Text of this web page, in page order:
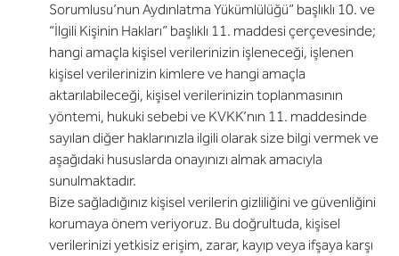
Sorumlusu’nun Aydınlatma Yükümlülüğü” başlıklı 10. ve
“İlgili Kişinin Hakları” başlıklı 11. maddesi çerçevesinde;
hangi amaçla kişisel verilerinizin işleneceği, işlenen
kişisel verilerinizin kimlere ve hangi amaçla
aktarılabileceği, kişisel verilerinizin toplanmasının
yöntemi, hukuki sebebi ve KVKK’nın 11. maddesinde
sayılan diğer haklarınızla ilgili olarak size bilgi vermek ve
aşağıdaki hususlarda onayınızı almak amacıyla
sunulmaktadır.
Bize sağladığınız kişisel verilerin gizliliğini ve güvenliğini
korumaya önem veriyoruz. Bu doğrultuda, kişisel
verilerinizi yetkisiz erişim, zarar, kayıp veya ifşaya karşı